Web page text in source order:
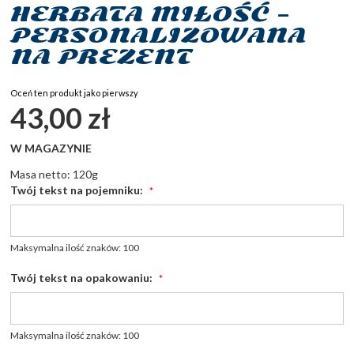
HERBATA MIŁOŚĆ –
PERSONALIZOWANA
NA PREZENT
Oceń ten produkt jako pierwszy
43,00 zł
W MAGAZYNIE
Masa netto: 120g
Twój tekst na pojemniku:
Maksymalna ilość znaków: 100
Twój tekst na opakowaniu:
Maksymalna ilość znaków: 100
Przejdź
na
początek
galerii